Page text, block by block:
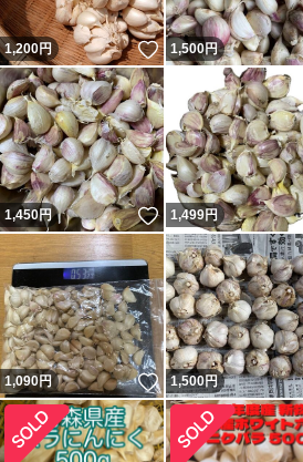
1,200円 いいね！
1,500円
1,450円 いいね！
1,499円
1,090円 いいね！
1,500円